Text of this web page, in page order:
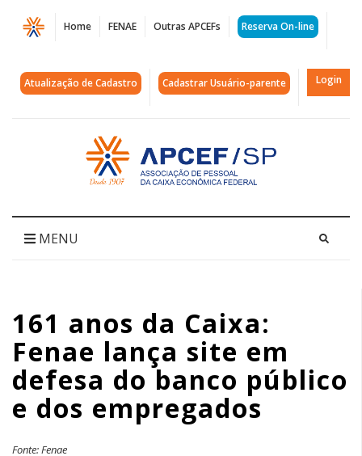
Página
161
anos
site
do
banco
público
e
Home FENAE Outras APCEFs Reserva On-line
Atualização de Cadastro Cadastrar Usuário-parente Login
Acessar
página
inicial
MENU
161 anos da Caixa:
Fenae lança site em
defesa do banco público
e dos empregados
Fonte: Fenae